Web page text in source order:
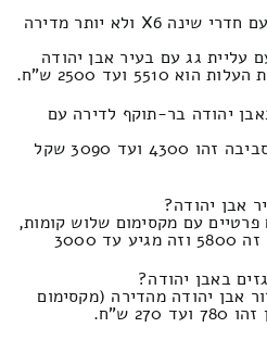
כמה תשלמו על העברת דירה עם חדרי שינה X6 ולא יותר מדירה
עליית גג עם בעיר אבן יהודה
יהודה בר-תוקף לדירה עם
העלות הובלה באבן יהודה והסביבה זהו 4300 ועד 3090 שקל
אבן יהודה?
עם מקסימום שלוש קומות,
באבן יהודה?
אבן יהודה מהדירה (מקסימום